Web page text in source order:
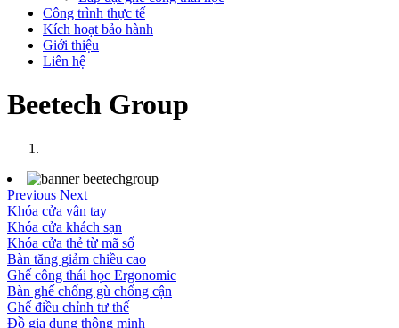
Công trình thực tế
Kích hoạt bảo hành
Giới thiệu
Liên hệ
Beetech Group
Previous Next
Khóa cửa vân tay
Khóa cửa khách sạn
Khóa cửa thẻ từ mã số
Bàn tăng giảm chiều cao
Ghế công thái học Ergonomic
Bàn ghế chống gù chống cận
Ghế điều chỉnh tư thế
Đồ gia dụng thông minh